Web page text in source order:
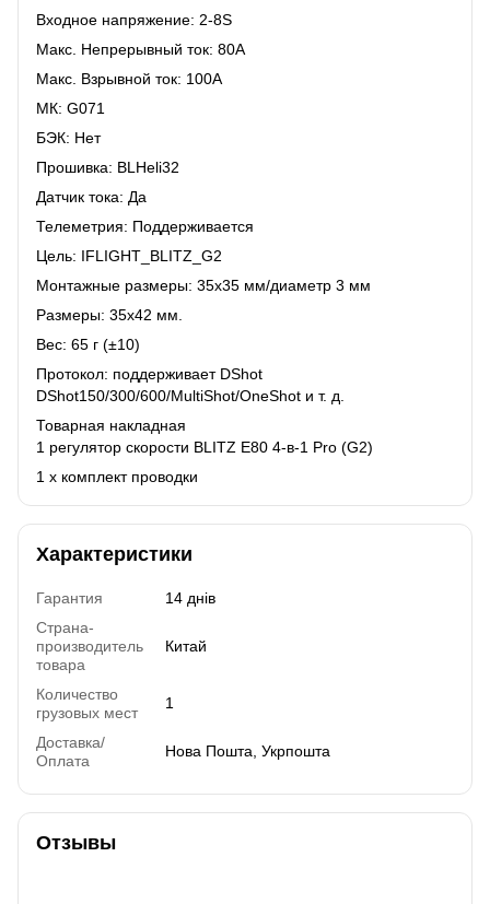
Входное напряжение: 2-8S
Макс. Непрерывный ток: 80А
Макс. Взрывной ток: 100А
МК: G071
БЭК: Нет
Прошивка: BLHeli32
Датчик тока: Да
Телеметрия: Поддерживается
Цель: IFLIGHT_BLITZ_G2
Монтажные размеры: 35x35 мм/диаметр 3 мм
Размеры: 35x42 мм.
Вес: 65 г (±10)
Протокол: поддерживает DShot
DShot150/300/600/MultiShot/OneShot и т. д.
Товарная накладная
1 регулятор скорости BLITZ E80 4-в-1 Pro (G2)
1 х комплект проводки
Характеристики
Гарантия
14 днів
Страна-
производитель
товара
Китай
Количество
грузовых мест
1
Доставка/
Оплата
Нова Пошта, Укрпошта
Отзывы